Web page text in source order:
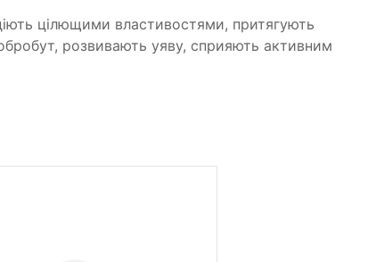
цілющими властивостями, притягують
розвивають уяву, сприяють активним